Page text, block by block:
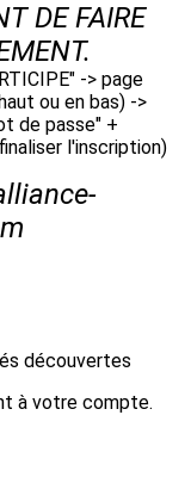
DE FAIRE
-> page
ou en bas) ->
de passe" +
l'inscription)
découvertes
à votre compte.